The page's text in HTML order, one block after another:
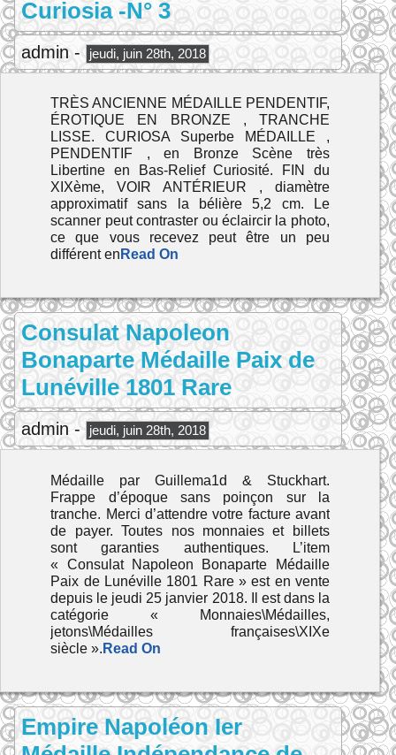
Curiosia -N° 3
admin - jeudi, juin 28th, 2018
TRÈS ANCIENNE MÉDAILLE PENDENTIF,
ÉROTIQUE EN BRONZE , TRANCHE
LISSE. CURIOSA Superbe MÉDAILLE ,
PENDENTIF , en Bronze Scène très
Libertine en Bas-Relief Curiosité. FIN du
XIXème, VOIR ANTÉRIEUR , diamètre
approximatif sans la bélière 5,2 cm. Le
scanner peut contraster ou éclaircir la photo,
ce que vous recevez peut être un peu
différent en Read On
Consulat Napoleon
Bonaparte Médaille Paix de
Lunéville 1801 Rare
admin - jeudi, juin 28th, 2018
Médaille par Guillema1d & Stuckhart.
Frappe d’époque sans poinçon sur la
tranche. Merci d’attendre votre facture avant
de payer. Toutes nos monnaies et billets
sont garanties authentiques. L’item
« Consulat Napoleon Bonaparte Médaille
Paix de Lunéville 1801 Rare » est en vente
depuis le jeudi 25 janvier 2018. Il est dans la
catégorie « Monnaies\Médailles,
jetons\Médailles françaises\XIXe
siècle ». Read On
Empire Napoléon Ier